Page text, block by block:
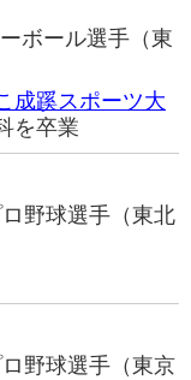
ボール選手（東
成蹊スポーツ大
を卒業
野球選手（東北
野球選手（東京